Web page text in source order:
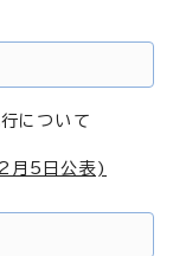
について
月5日公表)